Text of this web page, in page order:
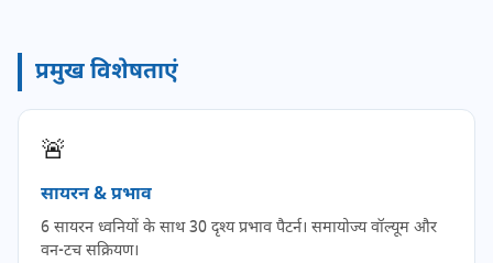
प्रमुख विशेषताएं
🚨
सायरन & प्रभाव
6 सायरन ध्वनियों के साथ 30 दृश्य प्रभाव पैटर्न। समायोज्य वॉल्यूम और
वन-टच सक्रियण।